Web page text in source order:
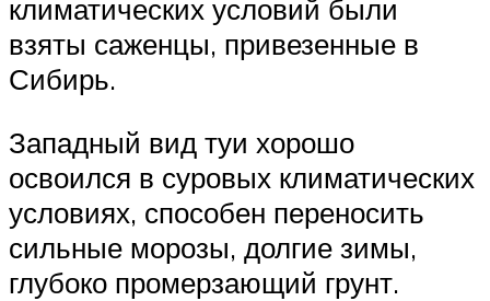
климатических условий были
взяты саженцы, привезенные в
Сибирь.
Западный вид туи хорошо
освоился в суровых климатических
условиях, способен переносить
сильные морозы, долгие зимы,
глубоко промерзающий грунт.